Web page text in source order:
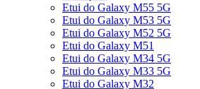
Etui do Galaxy M55 5G
Etui do Galaxy M53 5G
Etui do Galaxy M52 5G
Etui do Galaxy M51
Etui do Galaxy M34 5G
Etui do Galaxy M33 5G
Etui do Galaxy M32